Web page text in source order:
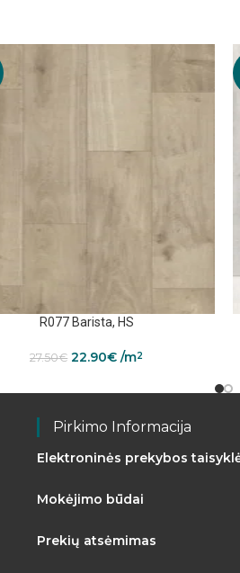
R077 Barista, HS
27.50€ 22.90€ /m2
Pirkimo Informacija
Elektroninės prekybos
Mokėjimo būdai
Prekių atsėmimas